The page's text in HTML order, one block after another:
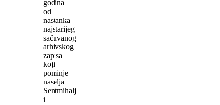
godina
od
nastanka
najstarijeg
sačuvanog
arhivskog
zapisa
koji
pominje
naselja
Sentmihalj
i